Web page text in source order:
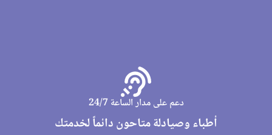
دعم على مدار الساعة 24/7
أطباء وصيادلة متاحون دائماً لخدمتك